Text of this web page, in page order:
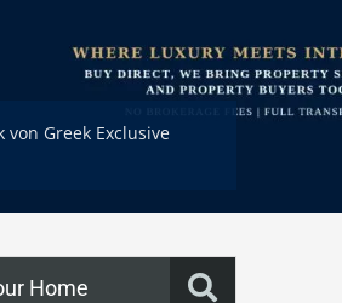
Greek Exclusive
Home